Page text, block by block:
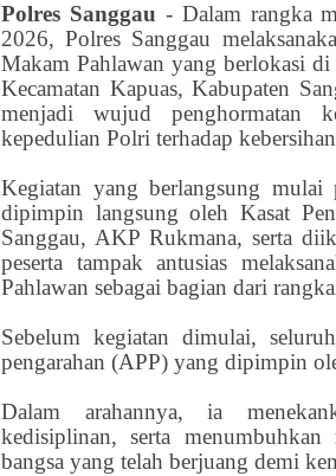
Polres Sanggau - Dalam rangka
2026, Polres Sanggau
Makam Pahlawan yang berlokasi
Kecamatan Kapuas, Kabupaten
menjadi wujud penghormatan
kepedulian Polri terhadap
Kegiatan yang berlangsung
dipimpin langsung oleh Kasat
Sanggau, AKP Rukmana, serta
peserta tampak antusias
Pahlawan sebagai bagian dari
Sebelum kegiatan dimulai,
pengarahan (APP) yang dipimpin
Dalam arahannya, ia
kedisiplinan, serta
bangsa yang telah berjuang demi